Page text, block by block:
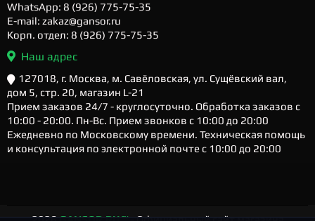
WhatsApp: 8 (926) 775-75-35
E-mail: zakaz@gansor.ru
Корп. отдел: 8 (926) 775-75-35
Наш адрес
127018, г. Москва, м. Савёловская, ул. Сущёвский вал,
дом 5, стр. 20, магазин L-21
Прием заказов 24/7 - круглосуточно. Обработка заказов с
10:00 - 20:00. Пн-Вс. Прием звонков с 10:00 до 20:00
Ежедневно по Московскому времени. Техническая помощь
и консультация по электронной почте с 10:00 до 20:00